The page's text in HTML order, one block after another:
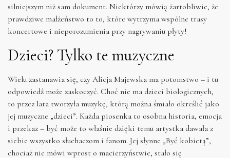
silniejszym niż sam dokument. Niektórzy mówią żartobliwie, że
prawdziwe małżeństwo to to, które wytrzyma wspólne trasy
koncertowe i nieporozumienia przy nagrywaniu płyty!
Dzieci? Tylko te muzyczne
Wielu zastanawia się, czy Alicja Majewska ma potomstwo – i tu
odpowiedź może zaskoczyć. Choć nie ma dzieci biologicznych,
to przez lata tworzyła muzykę, którą można śmiało określić jako
jej muzyczne „dzieci”. Każda piosenka to osobna historia, emocja
i przekaz – być może to właśnie dzięki temu artystka dawała z
siebie wszystko słuchaczom i fanom. Jej słynne „Być kobietą”,
chociaż nie mówi wprost o macierzyństwie, stało się